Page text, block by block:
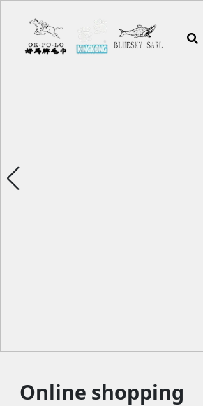
Online shopping